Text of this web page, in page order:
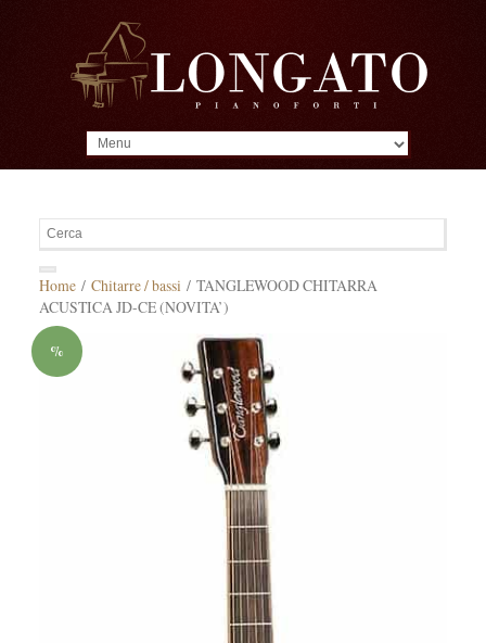
Home/ Chitarre / bassi / TANGLEWOOD CHITARRA
ACUSTICA JD-CE (NOVITA’)
%